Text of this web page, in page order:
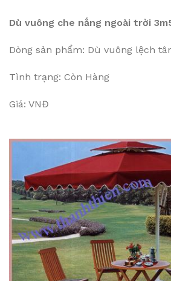
Dù vuông che nắng ngoài trời
Dòng sản phẩm: Dù vuông lệch
Tình trạng: Còn Hàng
Giá: VNĐ